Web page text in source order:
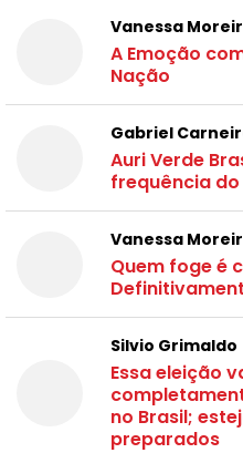
Vanessa
A Emoção
Nação
Gabriel
Auri Verde
frequência
Vanessa
Quem foge é
Silvio Grimaldo
Essa eleição
no Brasil;
preparados